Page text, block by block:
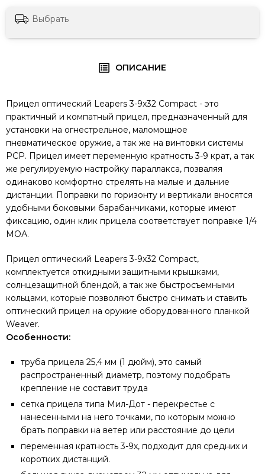
Выбрать
ОПИСАНИЕ
Прицел оптический Leapers 3-9x32 Compact - это
практичный и компатный прицел, предназначенный для
установки на огнестрельное, маломощное
пневматическое оружие, а так же на винтовки системы
PCP. Прицел имеет переменную кратность 3-9 крат, а так
же регулируемую настройку параллакса, позваляя
одинаково комфортно стрелять на малые и дальние
дистанции. Поправки по горизонту и вертикали вносятся
удобными боковыми барабанчиками, которые имеют
фиксацию, один клик прицела соответствует поправке 1/4
МОА.
Прицел оптический Leapers 3-9x32 Compact,
комплектуется откидными защитными крышками,
солнцезащитной блендой, а так же быстросъемными
кольцами, которые позволяют быстро снимать и ставить
оптический прицел на оружие оборудованного планкой
Weaver.
Особенности:
труба прицела 25,4 мм (1 дюйм), это самый
распространенный диаметр, поэтому подобрать
крепление не составит труда
сетка прицела типа Мил-Дот - перекрестье с
нанесенными на него точками, по которым можно
брать поправки на ветер или расстояние до цели
переменная кратность 3-9х, подходит для средних и
коротких дистанций.